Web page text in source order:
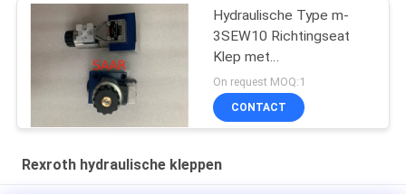
Hydraulische Type m-
3SEW10 Richtingseat
Klep met
Solenoïdeaandrijving
On request MOQ:1
CONTACT
Rexroth hydraulische kleppen